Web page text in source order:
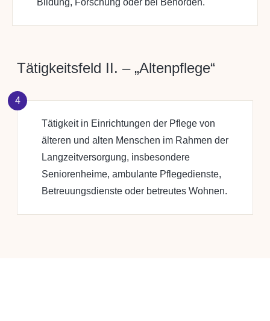
Bildung, Forschung oder bei Behörden.
Tätigkeitsfeld II. – „Altenpflege“
4
Tätigkeit in Einrichtungen der Pflege von
älteren und alten Menschen im Rahmen der
Langzeitversorgung, insbesondere
Seniorenheime, ambulante Pflegedienste,
Betreuungsdienste oder betreutes Wohnen.